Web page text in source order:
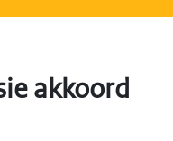
akkoord